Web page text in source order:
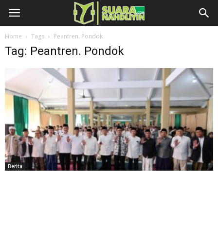
Home Tags Peantren. Pondok
Tag: Peantren. Pondok
Berita